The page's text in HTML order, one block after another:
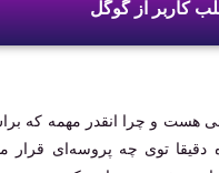
چی هست و چرا انقدر مهمه که
دقیقا توی چه پروسه‌ای قرار